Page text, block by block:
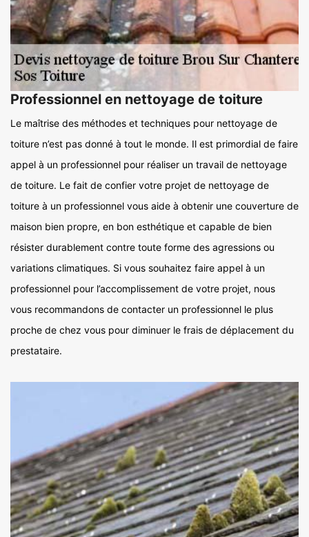
Professionnel en nettoyage de toiture
Le maîtrise des méthodes et techniques pour nettoyage de
toiture n’est pas donné à tout le monde. Il est primordial de faire
appel à un professionnel pour réaliser un travail de nettoyage
de toiture. Le fait de confier votre projet de nettoyage de
toiture à un professionnel vous aide à obtenir une couverture de
maison bien propre, en bon esthétique et capable de bien
résister durablement contre toute forme des agressions ou
variations climatiques. Si vous souhaitez faire appel à un
professionnel pour l’accomplissement de votre projet, nous
vous recommandons de contacter un professionnel le plus
proche de chez vous pour diminuer le frais de déplacement du
prestataire.